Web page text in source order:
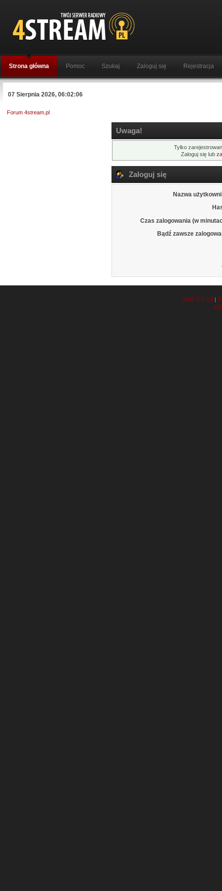
Strona główna Pomoc Szukaj Zaloguj się Rejestracja
07 Sierpnia 2026, 06:02:06
Forum 4stream.pl
Uwaga!
Tylko
Zaloguj się lub
Zaloguj się
Nazwa
Czas zalogowania (w
Bądź zawsze
SMF 2.0.19 |